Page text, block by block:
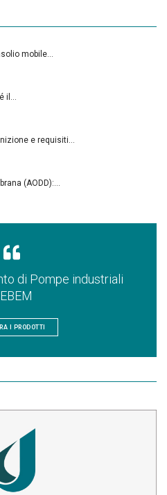
mobile…
il…
e requisiti…
(AODD):…
di Pompe industriali
I PRODOTTI